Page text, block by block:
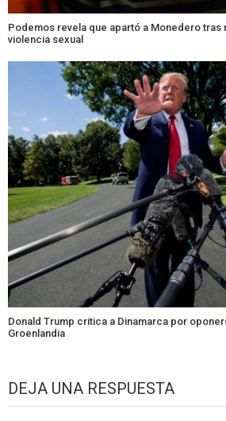
Podemos revela que apartó a Monedero
violencia sexual
Donald Trump critica a Dinamarca por
Groenlandia
DEJA UNA RESPUESTA